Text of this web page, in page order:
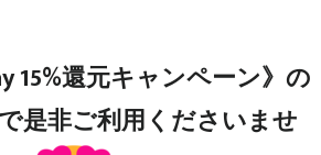
15%還元キャンペーン》の
是非ご利用くださいませ